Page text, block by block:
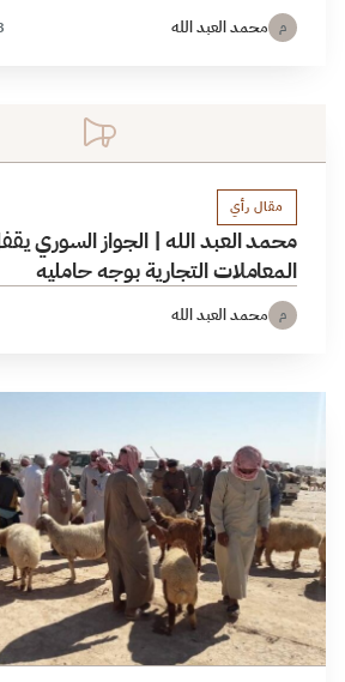
م محمد العبد الله
مقال رأي
محمد العبد الله | الجواز السوري
المعاملات التجارية بوجه حامليه
م محمد العبد الله